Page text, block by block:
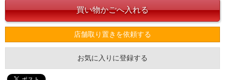
店舗取り置きを依頼する
お気に入りに登録する